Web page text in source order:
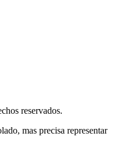
reservados.
mas precisa representar